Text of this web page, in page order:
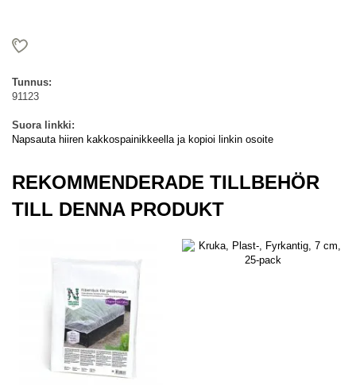
Tunnus:
91123
Suora linkki:
Napsauta hiiren kakkospainikkeella ja kopioi linkin osoite
REKOMMENDERADE TILLBEHÖR
TILL DENNA PRODUKT